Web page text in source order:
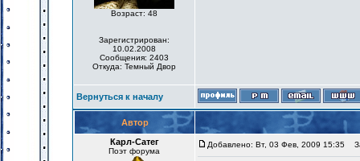
Возраст: 48
Зарегистрирован:
10.02.2008
Сообщения: 2403
Откуда: Темный Двор
Вернуться к началу
Автор
Карл-Сатег
Поэт форума
Добавлено: Вт, 03 Фев, 2009 15:35